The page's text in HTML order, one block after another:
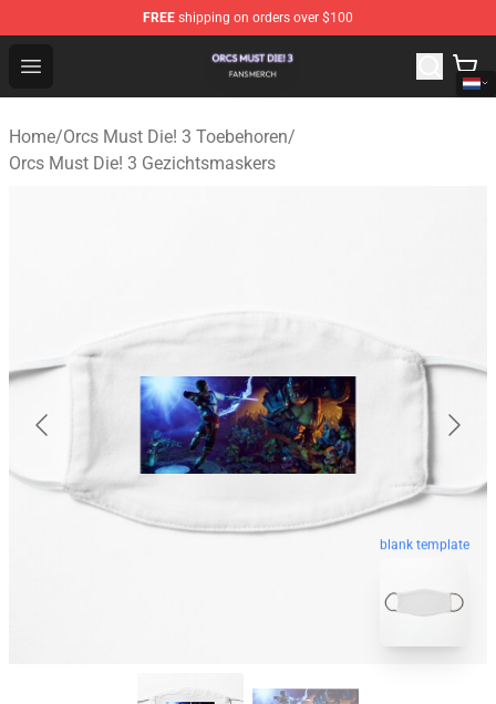
FREE shipping on orders over $100
Open menu
Orcs Must Die! 3 Shop - Official Orcs Must Die! 3
Home/Orcs Must Die! 3 Toebehoren/
Orcs Must Die! 3 Gezichtsmaskers
blank template